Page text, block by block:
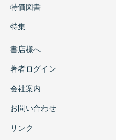
特価図書
特集
書店様へ
著者ログイン
会社案内
お問い合わせ
リンク